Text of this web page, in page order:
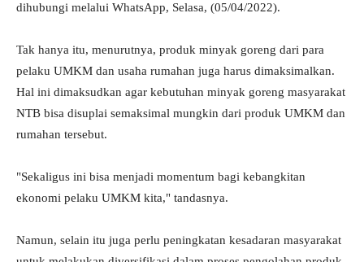
dihubungi melalui WhatsApp, Selasa, (05/04/2022).
Tak hanya itu, menurutnya, produk minyak goreng dari para
pelaku UMKM dan usaha rumahan juga harus dimaksimalkan.
Hal ini dimaksudkan agar kebutuhan minyak goreng masyarakat
NTB bisa disuplai semaksimal mungkin dari produk UMKM dan
rumahan tersebut.
"Sekaligus ini bisa menjadi momentum bagi kebangkitan
ekonomi pelaku UMKM kita," tandasnya.
Namun, selain itu juga perlu peningkatan kesadaran masyarakat